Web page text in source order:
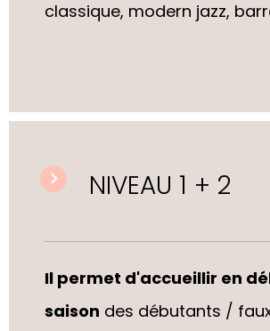
classique, modern jazz,
NIVEAU 1 + 2
Il permet d'accueillir en
saison des débutants /